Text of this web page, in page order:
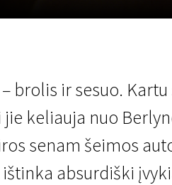
brolis ir sesuo.
keliauja nuo
senam šeimos
absurdiški